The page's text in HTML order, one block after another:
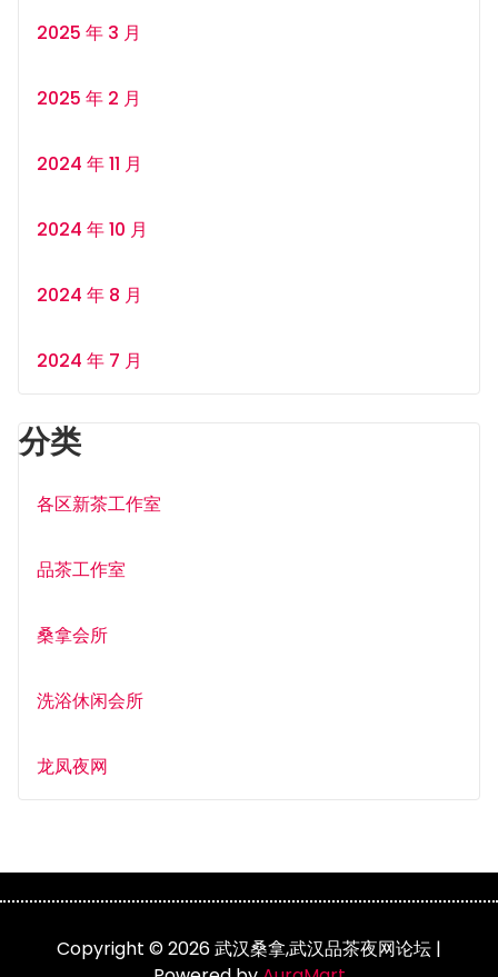
2025 年 3 月
2025 年 2 月
2024 年 11 月
2024 年 10 月
2024 年 8 月
2024 年 7 月
分类
各区新茶工作室
品茶工作室
桑拿会所
洗浴休闲会所
龙凤夜网
Copyright © 2026 武汉桑拿,武汉品茶夜网论坛 |